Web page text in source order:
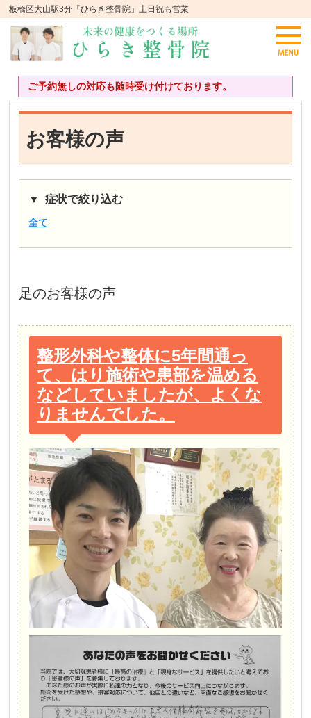
板橋区大山駅3分「ひらき整骨院」土日祝も営業
ご予約無しの対応も随時受け付けております。
お客様の声
症状で絞り込む
全て
足のお客様の声
整形外科や整体に5年間通っ
て、はり施術や患部を温める
などしていましたが、よくな
りませんでした。